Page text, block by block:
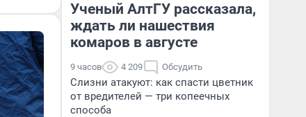
Ученый АлтГУ рассказала,
ждать ли нашествия
комаров в августе
9 часов 4 209 Обсудить
Слизни атакуют: как спасти цветник
от вредителей — три копеечных
способа